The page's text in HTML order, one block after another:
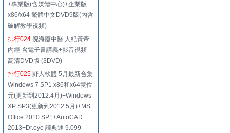
+專業版(含媒體中心)+企業版
x86/x64 繁體中文DVD9版(內含
破解教學視頻)
排行024 倪海廈中醫 人紀黃帝
內經 含電子書講義+影音視頻
高清DVD版 (3DVD)
排行025 野人軟體 5月最新合集
Windows 7 SP1 x86和x64雙位
元(更新到2012.4月)+Windows
XP SP3(更新到2012.5月)+MS
Office 2010 SP1+AutoCAD
2013+Dr.eye 譯典通 9.099